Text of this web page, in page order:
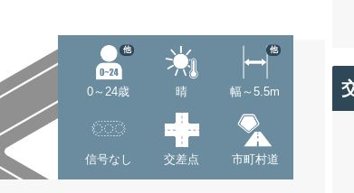
0～24歳
他
晴 幅～5.5m
他
信号なし 交差点 市町村道